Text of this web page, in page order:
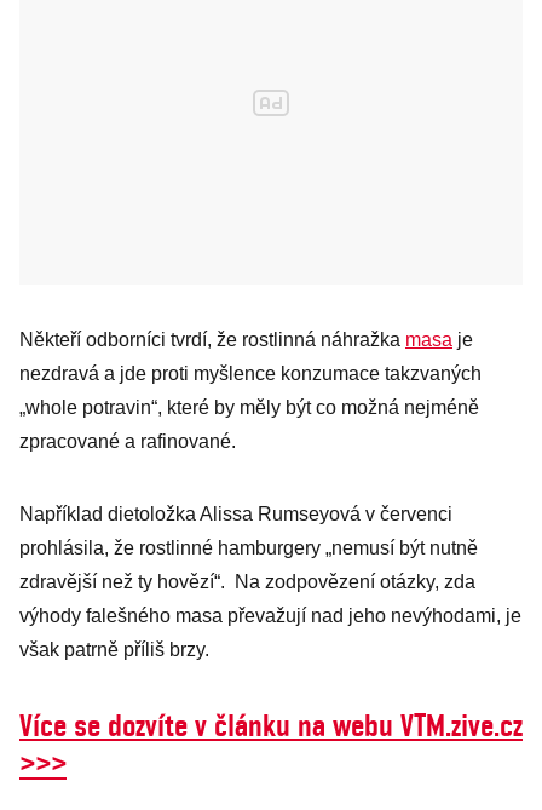
Někteří odborníci tvrdí, že rostlinná náhražka masa je
nezdravá a jde proti myšlence konzumace takzvaných
„whole potravin“, které by měly být co možná nejméně
zpracované a rafinované.
Například dietoložka Alissa Rumseyová v červenci
prohlásila, že rostlinné hamburgery „nemusí být nutně
zdravější než ty hovězí“. Na zodpovězení otázky, zda
výhody falešného masa převažují nad jeho nevýhodami, je
však patrně příliš brzy.
Více se dozvíte v článku na webu VTM.zive.cz
>>>